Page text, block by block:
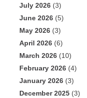
July 2026 (3)
June 2026 (5)
May 2026 (3)
April 2026 (6)
March 2026 (10)
February 2026 (4)
January 2026 (3)
December 2025 (3)